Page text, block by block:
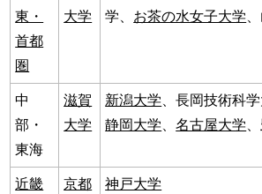
東・
首都
圏
大学
学、 お茶の水女子大学
中
部・
東海
滋賀
大学
新潟大学 、⻑岡技術科
静岡大学 、名古屋大学
近畿
京都
神戸大学